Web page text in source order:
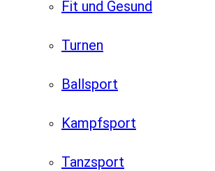
Fit und Gesund
Turnen
Ballsport
Kampfsport
Tanzsport